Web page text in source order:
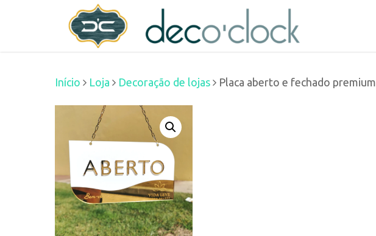
Início Loja Decoração de lojas Placa aberto e fechado premium